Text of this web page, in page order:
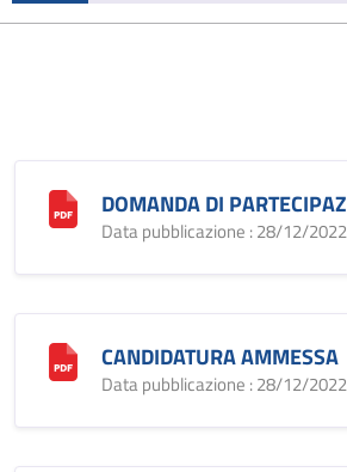
DOMANDA DI
Data pubblicazione : 28/12/
CANDIDATURA AMMESSA
Data pubblicazione : 28/12/